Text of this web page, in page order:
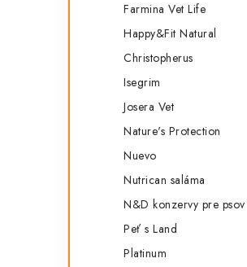
Farmina Vet Life
Happy&Fit Natural
Christopherus
Isegrim
Josera Vet
Nature's Protection
Nuevo
Nutrican saláma
N&D konzervy pre psov
Peť s Land
Platinum